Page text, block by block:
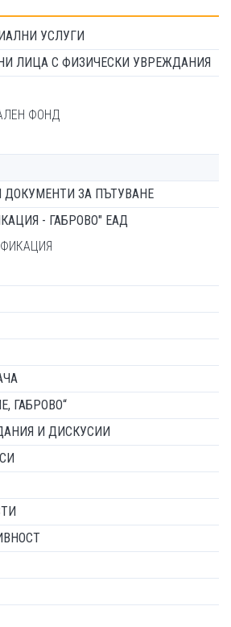
УСЛУГИ
ЛИЦА С ФИЗИЧЕСКИ УВРЕЖДАНИЯ
ФОНД
ЗА ПЪТУВАНЕ
- ГАБРОВО" ЕАД
ГАБРОВО“
И ДИСКУСИИ